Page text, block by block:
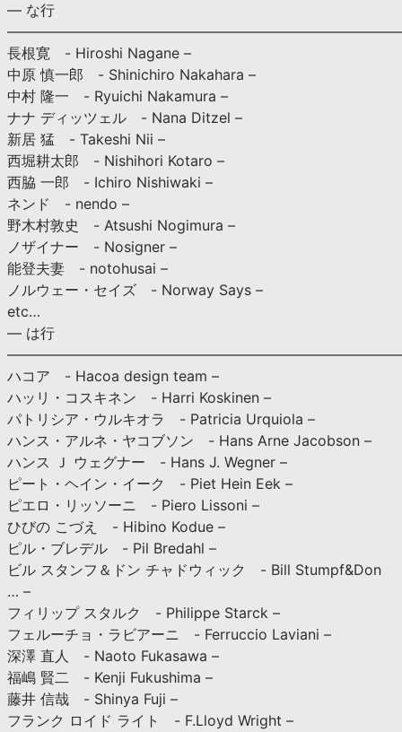
— な行
長根寛 - Hiroshi Nagane –
中原 慎一郎 - Shinichiro Nakahara –
中村 隆一 - Ryuichi Nakamura –
ナナ ディッツェル - Nana Ditzel –
新居 猛 - Takeshi Nii –
西堀耕太郎 - Nishihori Kotaro –
西脇 一郎 - Ichiro Nishiwaki –
ネンド - nendo –
野木村敦史 - Atsushi Nogimura –
ノザイナー - Nosigner –
能登夫妻 - notohusai –
ノルウェー・セイズ - Norway Says –
etc…
— は行
ハコア - Hacoa design team –
ハッリ・コスキネン - Harri Koskinen –
パトリシア・ウルキオラ - Patricia Urquiola –
ハンス・アルネ・ヤコブソン - Hans Arne Jacobson –
ハンス Ｊ ウェグナー - Hans J. Wegner –
ピート・ヘイン・イーク - Piet Hein Eek –
ピエロ・リッソーニ - Piero Lissoni –
ひびの こづえ - Hibino Kodue –
ピル・ブレデル - Pil Bredahl –
ビル スタンフ＆ドン チャドウィック - Bill Stumpf&Don
… –
フィリップ スタルク - Philippe Starck –
フェルーチョ・ラビアーニ - Ferruccio Laviani –
深澤 直人 - Naoto Fukasawa –
福嶋 賢二 - Kenji Fukushima –
藤井 信哉 - Shinya Fuji –
フランク ロイド ライト - F.Lloyd Wright –